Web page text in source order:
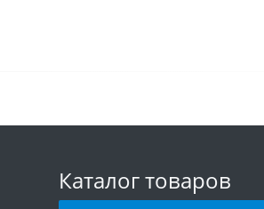
Каталог товаров